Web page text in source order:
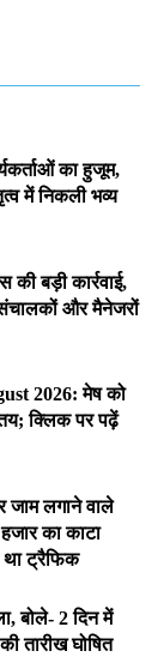
का हुजूम,
में निकली भव्य
की बड़ी कार्रवाई,
संचालकों और मैनेजरों
2026: मेष को
क्लिक पर पढ़ें
जाम लगाने वाले
का काटा
था ट्रैफिक
बोले- 2 दिन में
तारीख घोषित